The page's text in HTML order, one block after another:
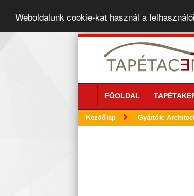
Weboldalunk cookie-kat használ a
FŐOLDAL
Kezdőlap Gyártók: